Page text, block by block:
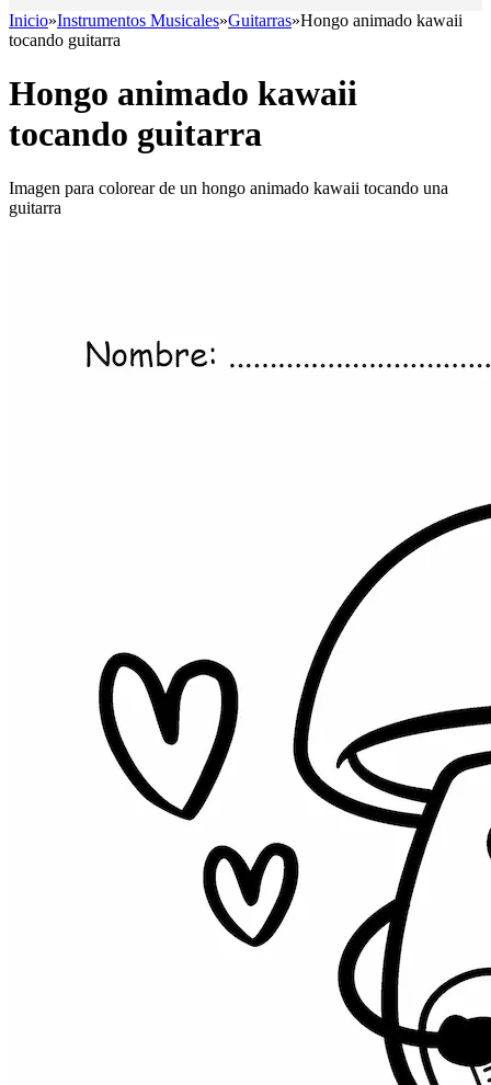
Inicio»Instrumentos Musicales»Guitarras»Hongo animado kawaii
tocando guitarra
Hongo animado kawaii
tocando guitarra
Imagen para colorear de un hongo animado kawaii tocando una
guitarra